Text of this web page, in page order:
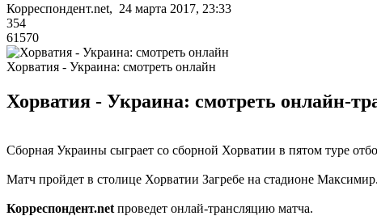
Корреспондент.net, 24 марта 2017, 23:33
354
61570
Хорватия - Украина: смотреть онлайн
Хорватия - Украина: смотреть онлайн-
Сборная Украины сыграет со сборной Хорватии в пятом туре
Матч пройдет в столице Хорватии Загребе на стадионе Максимир.
Корреспондент.net проведет онлай-трансляцию матча.